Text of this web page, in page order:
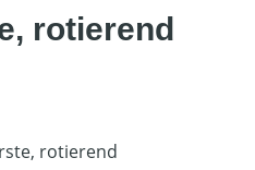
rotierend